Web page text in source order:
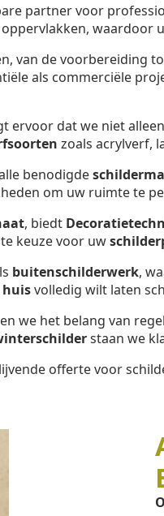
partner voor
waardoor
van de voorbereiding
als commerciële
ervoor dat we niet
zoals acrylverf,
benodigde
om uw ruimte te
, biedt
keuze voor uw
buitenschilderwerk,
huisvolledig wilt laten
we het belang van
staan we
offerte voor